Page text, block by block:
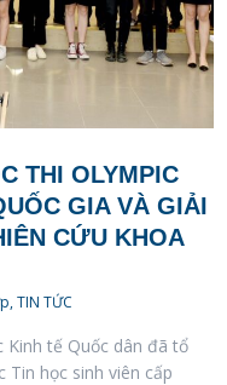
THI OLYMPIC
GIA VÀ GIẢI
CỨU KHOA
,TIN TỨC
Kinh tế Quốc dân đã tổ
Tin học sinh viên cấp